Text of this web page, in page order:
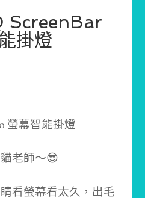
ScreenBar
掛燈
老師～😎
看螢幕看太久，出毛